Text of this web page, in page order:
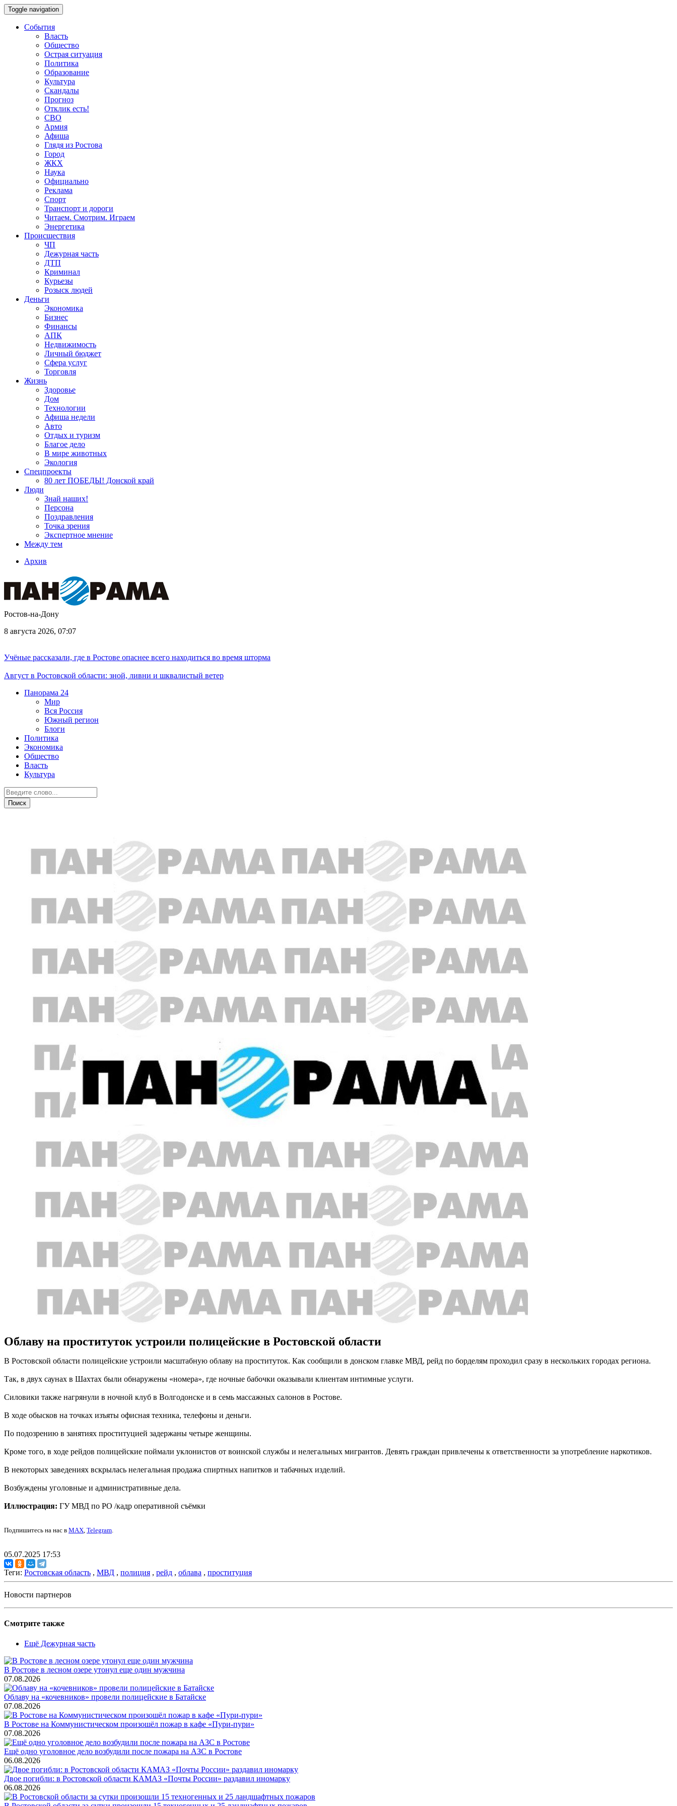
Toggle navigation
События
Власть
Общество
Острая ситуация
Политика
Образование
Культура
Скандалы
Прогноз
Отклик есть!
СВО
Армия
Афиша
Глядя из Ростова
Город
ЖКХ
Наука
Официально
Реклама
Спорт
Транспорт и дороги
Читаем. Смотрим. Играем
Энергетика
Происшествия
ЧП
Дежурная часть
ДТП
Криминал
Курьезы
Розыск людей
Деньги
Экономика
Бизнес
Финансы
АПК
Недвижимость
Личный бюджет
Сфера услуг
Торговля
Жизнь
Здоровье
Дом
Технологии
Афиша недели
Авто
Отдых и туризм
Благое дело
В мире животных
Экология
Спецпроекты
80 лет ПОБЕДЫ! Донской край
Люди
Знай наших!
Персона
Поздравления
Точка зрения
Экспертное мнение
Между тем
Архив
Ростов-на-Дону
8 августа 2026, 07:07
Учёные рассказали, где в Ростове опаснее всего находиться во время шторма
Август в Ростовской области: зной, ливни и шквалистый ветер
Панорама 24
Мир
Вся Россия
Южный регион
Блоги
Политика
Экономика
Общество
Власть
Культура
Облаву на проституток устроили полицейские в Ростовской области
В Ростовской области полицейские устроили масштабную облаву на проституток. Как сообщили в донском главке МВД, рейд по борделям проходил сразу в нескольких городах региона.
Так, в двух саунах в Шахтах были обнаружены «номера», где ночные бабочки оказывали клиентам интимные услуги.
Силовики также нагрянули в ночной клуб в Волгодонске и в семь массажных салонов в Ростове.
В ходе обысков на точках изъяты офисная техника, телефоны и деньги.
По подозрению в занятиях проституцией задержаны четыре женщины.
Кроме того, в ходе рейдов полицейские поймали уклонистов от воинской службы и нелегальных мигрантов. Девять граждан привлечены к ответственности за употребление наркотиков.
В некоторых заведениях вскрылась нелегальная продажа спиртных напитков и табачных изделий.
Возбуждены уголовные и административные дела.
Иллюстрация: ГУ МВД по РО /кадр оперативной съёмки
Подпишитесь на нас в MAX, Telegram.
05.07.2025 17:53
Теги: Ростовская область , МВД , полиция , рейд , облава , проституция
Новости партнеров
Смотрите также
Ещё Дежурная часть
В Ростове в лесном озере утонул еще один мужчина
07.08.2026
Облаву на «кочевников» провели полицейские в Батайске
07.08.2026
В Ростове на Коммунистическом произошёл пожар в кафе «Пури-пури»
07.08.2026
Ещё одно уголовное дело возбудили после пожара на АЗС в Ростове
06.08.2026
Двое погибли: в Ростовской области КАМАЗ «Почты России» раздавил иномарку
06.08.2026